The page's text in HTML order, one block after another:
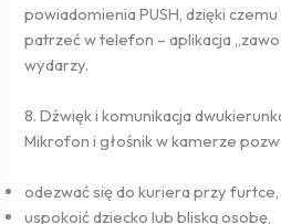
powiadomienia PUSH, dzięki
patrzeć w telefon – aplikacja
wydarzy.
8. Dźwięk i komunikacja
Mikrofon i głośnik w kamerze
odezwać się do kuriera przy furtce,
uspokoić dziecko lub bliską osobę,